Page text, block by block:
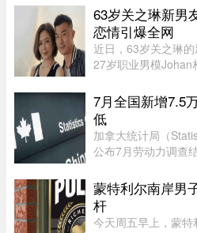
叫出了她弟弟的名
样。"电话那头听起
63岁关之琳新男
恋情引爆全网
近日，63岁关之琳
27岁职业男模Johan
认，作为当事人的关
认也不否认，这份
7月全国新增7.5
低
加拿大统计局（
公布7月劳动力调查
据显示，7月新增职
（Reuters）经济师
蒙特利尔南岸男
杆
今天周五早上，蒙